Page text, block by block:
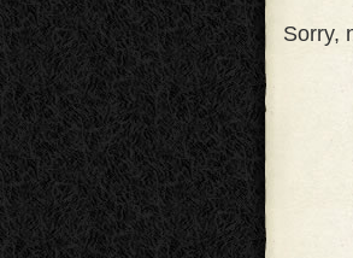
Sorry,